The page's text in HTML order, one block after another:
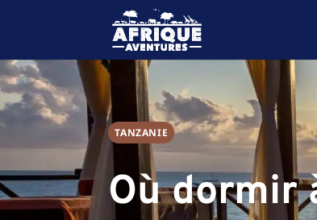
TANZANIE
Où dormir